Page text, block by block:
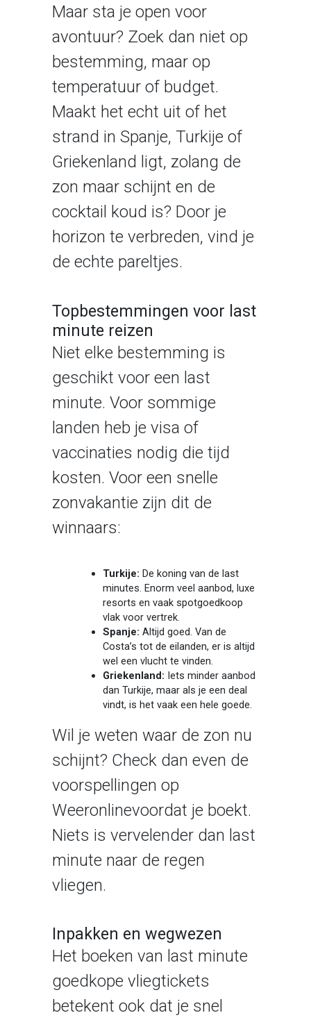
Maar sta je open voor
avontuur? Zoek dan niet op
bestemming, maar op
temperatuur of budget.
Maakt het echt uit of het
strand in Spanje, Turkije of
Griekenland ligt, zolang de
zon maar schijnt en de
cocktail koud is? Door je
horizon te verbreden, vind je
de echte pareltjes.
Topbestemmingen voor last
minute reizen
Niet elke bestemming is
geschikt voor een last
minute. Voor sommige
landen heb je visa of
vaccinaties nodig die tijd
kosten. Voor een snelle
zonvakantie zijn dit de
winnaars:
Turkije: De koning van de last
minutes. Enorm veel aanbod, luxe
resorts en vaak spotgoedkoop
vlak voor vertrek.
Spanje: Altijd goed. Van de
Costa’s tot de eilanden, er is altijd
wel een vlucht te vinden.
Griekenland: Iets minder aanbod
dan Turkije, maar als je een deal
vindt, is het vaak een hele goede.
Wil je weten waar de zon nu
schijnt? Check dan even de
voorspellingen op
Weeronlinevoordat je boekt.
Niets is vervelender dan last
minute naar de regen
vliegen.
Inpakken en wegwezen
Het boeken van last minute
goedkope vliegtickets
betekent ook dat je snel